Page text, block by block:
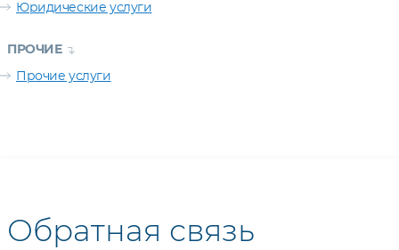
Юридические услуги
ПРОЧИЕ
Прочие услуги
Обратная связь